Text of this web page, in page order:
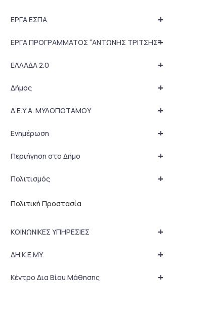
+
ΕΡΓΑ ΕΣΠΑ
+
ΕΡΓΑ ΠΡΟΓΡΑΜΜΑΤΟΣ “ΑΝΤΩΝΗΣ ΤΡΙΤΣΗΣ”
+
ΕΛΛΑΔΑ 2.0
+
Δήμος
+
Δ.Ε.Υ.Α. ΜΥΛΟΠΟΤΑΜΟΥ
+
Ενημέρωση
+
Περιήγηση στο Δήμο
+
Πολιτισμός
Πολιτική Προστασία
+
ΚΟΙΝΩΝΙΚΕΣ ΥΠΗΡΕΣΙΕΣ
+
ΔΗ.Κ.Ε.ΜΥ.
+
Κέντρο Δια Βίου Μάθησης